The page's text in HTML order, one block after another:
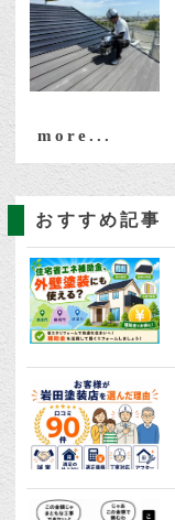
more...
おすすめ記事